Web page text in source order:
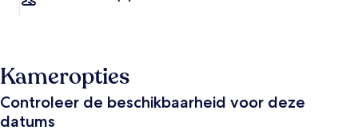
Kameropties
Controleer de beschikbaarheid voor deze
datums